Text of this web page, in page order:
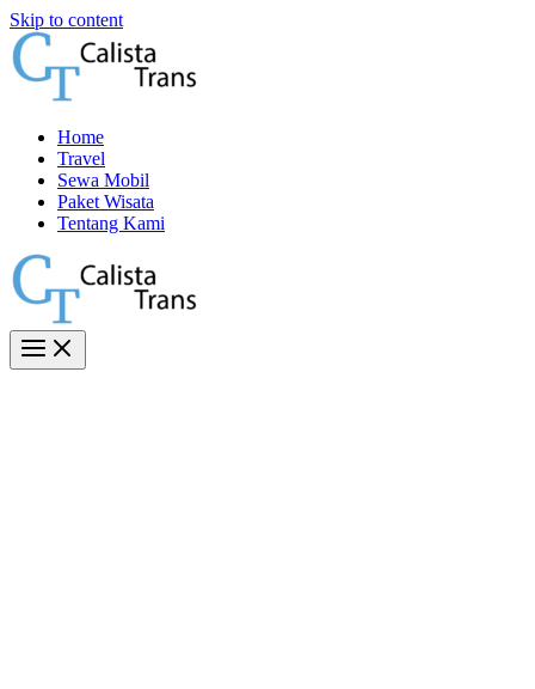
Skip to content
Home
Travel
Sewa Mobil
Paket Wisata
Tentang Kami